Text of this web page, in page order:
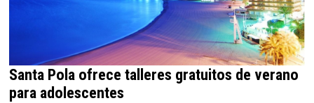
Santa Pola ofrece talleres gratuitos de verano
para adolescentes